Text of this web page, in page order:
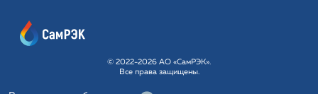
© 2022-2026 АО «СамРЭК».
Все права защищены.